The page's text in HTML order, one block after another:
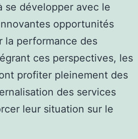
se développer avec le
opportunités
la performance des
ces perspectives, les
profiter pleinement des
des services
leur situation sur le